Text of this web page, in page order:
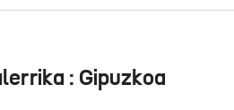
: Gipuzkoa